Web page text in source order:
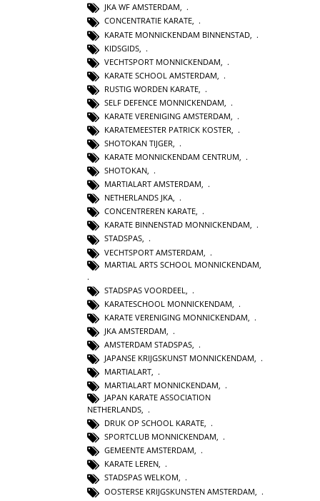
JKA WF AMSTERDAM,
CONCENTRATIE KARATE,
KARATE MONNICKENDAM BINNENSTAD
KIDSGIDS
VECHTSPORT MONNICKENDAM
KARATE SCHOOL AMSTERDAM
RUSTIG WORDEN KARATE
SELF DEFENCE MONNICKENDAM
KARATE VERENIGING AMSTERDAM
KARATEMEESTER PATRICK KOSTER
SHOTOKAN TIJGER,
KARATE MONNICKENDAM CENTRUM,
SHOTOKAN,
MARTIALART AMSTERDAM,
NETHERLANDS JKA,
CONCENTREREN KARATE,
KARATE BINNENSTAD MONNICKENDAM,
STADSPAS,
VECHTSPORT AMSTERDAM
MARTIAL ARTS SCHOOL MONNICKENDAM
STADSPAS VOORDEEL
KARATESCHOOL MONNICKENDAM
KARATE VERENIGING MONNICKENDAM
JKA AMSTERDAM
AMSTERDAM STADSPAS
JAPANSE KRIJGSKUNST MONNICKENDAM
MARTIALART,
MARTIALART MONNICKENDAM,
JAPAN KARATE ASSOCIATION
NETHERLANDS,
DRUK OP SCHOOL KARATE,
SPORTCLUB MONNICKENDAM,
GEMEENTE AMSTERDAM,
KARATE LEREN,
STADSPAS WELKOM,
OOSTERSE KRIJGSKUNSTEN AMSTERDAM